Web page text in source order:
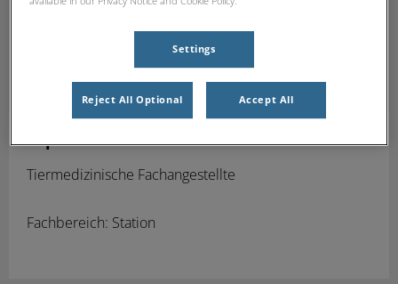
Sophie Nonn
Tiermedizinische Fachangestellte
Fachbereich: Station
Settings
Reject All Optional Accept All